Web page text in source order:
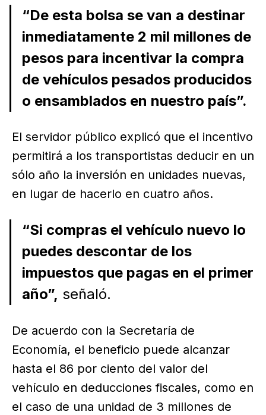
“De esta bolsa se van a destinar
inmediatamente 2 mil millones de
pesos para incentivar la compra
de vehículos pesados producidos
o ensamblados en nuestro país”.
El servidor público explicó que el incentivo
permitirá a los transportistas deducir en un
sólo año la inversión en unidades nuevas,
en lugar de hacerlo en cuatro años.
“Si compras el vehículo nuevo lo
puedes descontar de los
impuestos que pagas en el primer
año”, señaló.
De acuerdo con la Secretaría de
Economía, el beneficio puede alcanzar
hasta el 86 por ciento del valor del
vehículo en deducciones fiscales, como en
el caso de una unidad de 3 millones de